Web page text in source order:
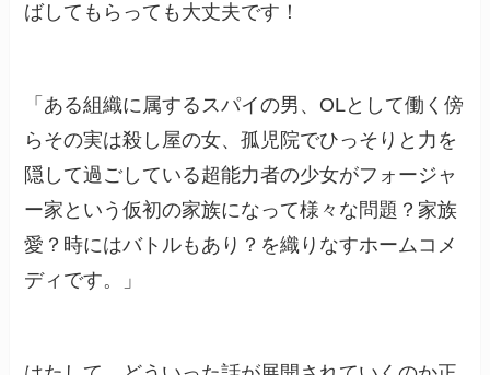
ばしてもらっても大丈夫です！
「ある組織に属するスパイの男、OLとして働く傍
らその実は殺し屋の女、孤児院でひっそりと力を
隠して過ごしている超能力者の少女がフォージャ
ー家という仮初の家族になって様々な問題？家族
愛？時にはバトルもあり？を織りなすホームコメ
ディです。」